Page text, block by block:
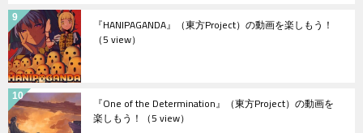
『HANIPAGANDA』（東方Project）の動画を楽しもう！
（5 view）
『One of the Determination』（東方Project）の動画を
楽しもう！ （5 view）